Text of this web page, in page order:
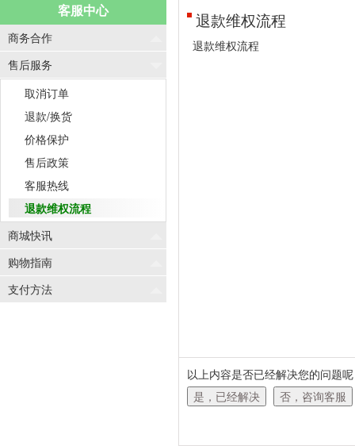
客服中心
商务合作
售后服务
取消订单
退款/换货
价格保护
售后政策
客服热线
退款维权流程
商城快讯
购物指南
支付方法
退款维权流程
退款维权流程
以上内容是否已经解决您的问题